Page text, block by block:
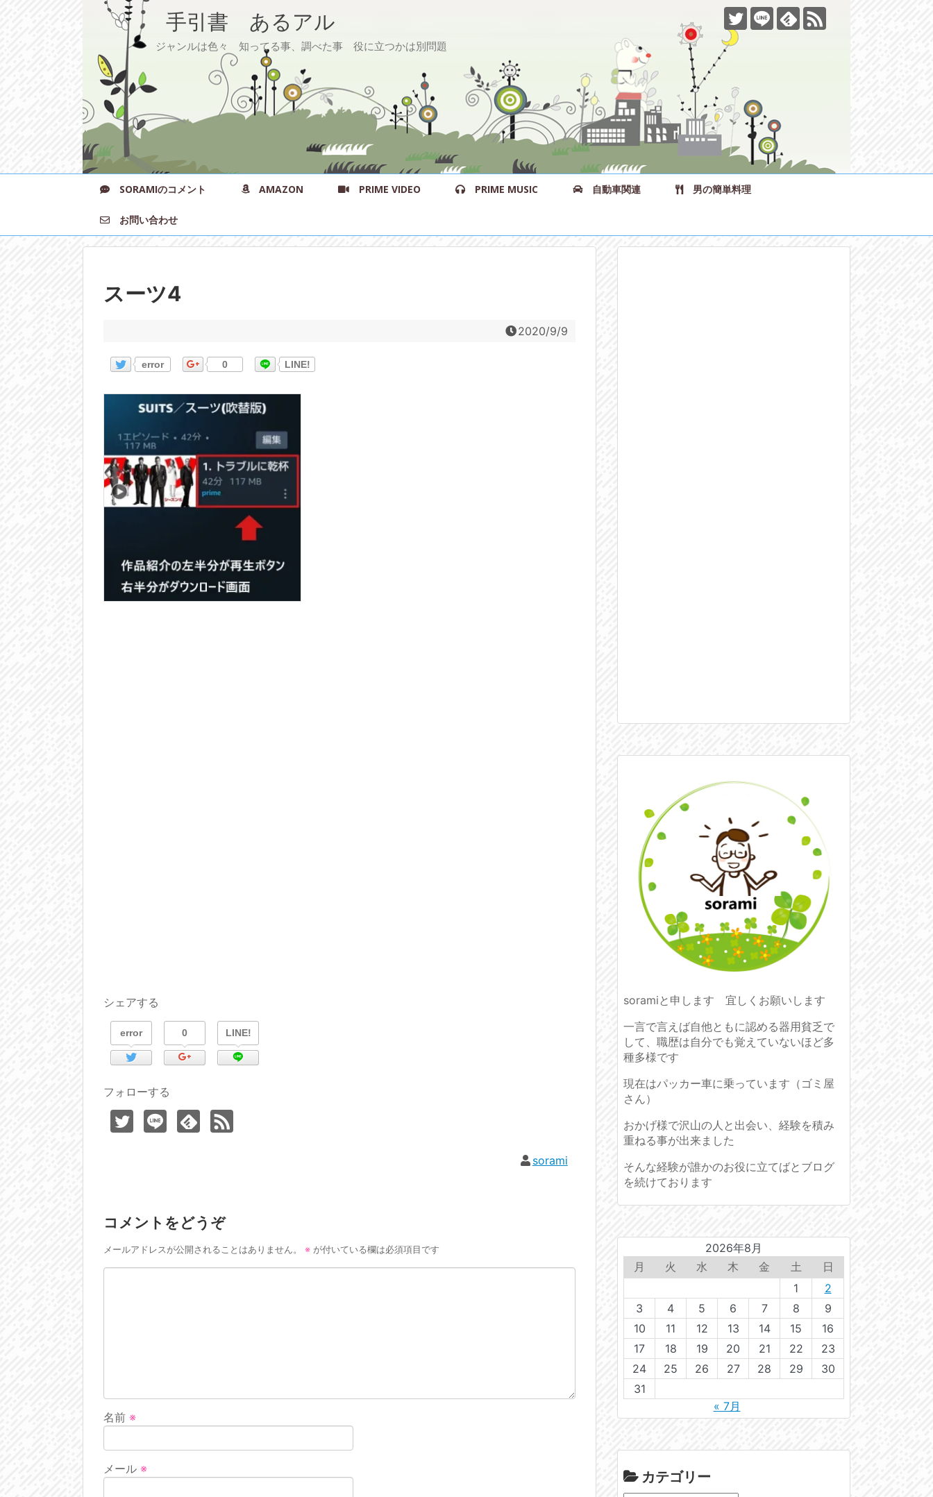
手引書 あるアル
ジャンルは色々 知ってる事、調べた事 役に立つかは別問題
SORAMIのコメント AMAZON PRIME VIDEO PRIME MUSIC 自動車関連 男の簡単料理
お問い合わせ
スーツ4
2020/9/9
error 0 LINE!
シェアする
error 0 LINE!
フォローする
sorami
コメントをどうぞ
メールアドレスが公開されることはありません。 ※ が付いている欄は必須項目です
名前 ※
メール ※
soramiと申します 宜しくお願いします
一言で言えば自他ともに認める器用貧乏で
して、職歴は自分でも覚えていないほど多
種多様です
現在はパッカー車に乗っています（ゴミ屋
さん）
おかげ様で沢山の人と出会い、経験を積み
重ねる事が出来ました
そんな経験が誰かのお役に立てばとブログ
を続けております
2026年8月
月
火 水 木 金 土
日
1
2
3
4 5 6 7 8
9
10
11 12 13 14 15
16
17
18 19 20 21 22
23
24
25 26 27 28 29
30
31
« 7月
カテゴリー